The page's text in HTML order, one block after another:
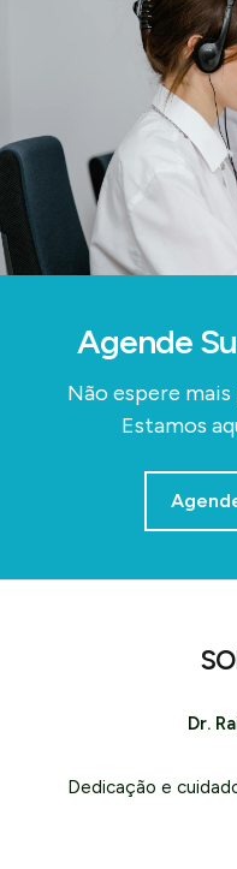
Agende
Não espere mais
Estamos
Dr.
Dedicação e